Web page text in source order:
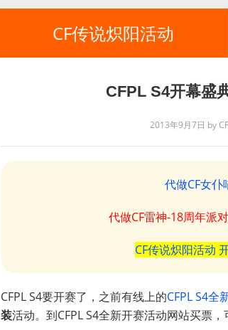
CF传说炽阳活动
CFPL S4开幕盛
2013年9月7日 by
代做CF女
代做CF雷神-18周年派
CF传说炽阳活动
CFPL S4要开赛了，之前有线上的CFPL S4全
装活动。到CFPL S4全新开赛活动网站买票，